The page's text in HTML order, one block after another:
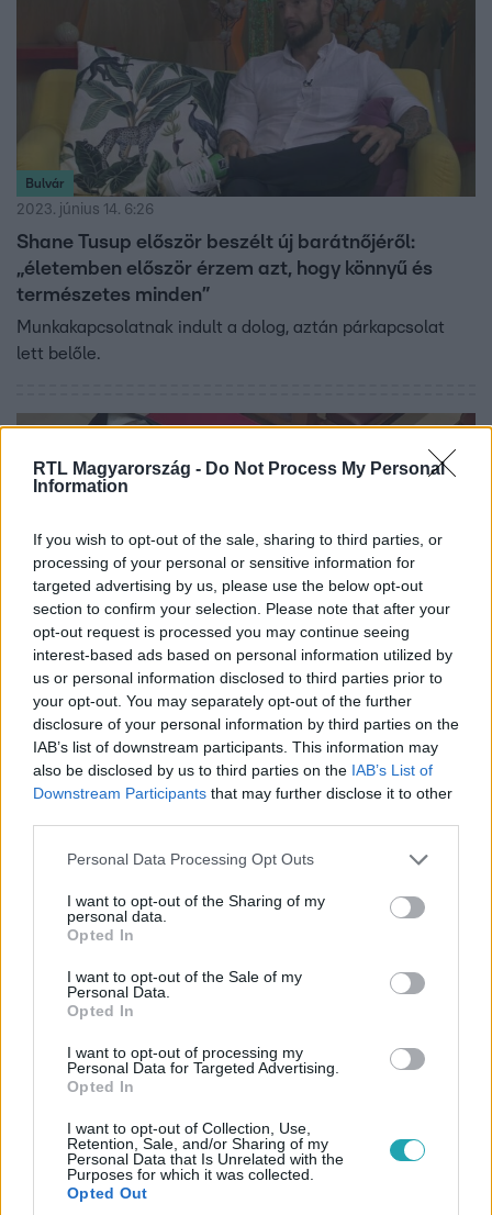
RTL Magyarország - Do Not Process My Personal
Information
If you wish to opt-out of the sale, sharing to third parties, or
processing of your personal or sensitive information for
targeted advertising by us, please use the below opt-out
section to confirm your selection. Please note that after your
opt-out request is processed you may continue seeing
interest-based ads based on personal information utilized by
us or personal information disclosed to third parties prior to
your opt-out. You may separately opt-out of the further
disclosure of your personal information by third parties on the
IAB’s list of downstream participants. This information may
also be disclosed by us to third parties on the IAB’s List of
Downstream Participants that may further disclose it to other
Please note that this website/app uses one or more Google
not limited to your visit or usage behaviour. You may click to
grant or deny consent to Google and its third-party tags to
use your data for below specified purposes in below Google
consent section.
Personal Data Processing Opt Outs
I want to opt-out of the Sharing of my
personal data.
Opted In
I want to opt-out of the Sale of my
Personal Data.
Opted In
I want to opt-out of processing my
Personal Data for Targeted Advertising.
Opted In
I want to opt-out of Collection, Use,
Retention, Sale, and/or Sharing of my
Personal Data that Is Unrelated with the
Purposes for which it was collected.
Opted Out
Bulvár
2023. június 14. 6:26
Shane Tusup először beszélt új barátnőjéről:
„életemben először érzem azt, hogy könnyű és
természetes minden”
Munkakapcsolatnak indult a dolog, aztán párkapcsolat
lett belőle.
Külföld
2023. május 25. 16:20
Csoda történt? Négy év alatt sem kezdett el
oszlani az apáca holtteste, akit nemrég
exhumáltak
Az apró amerikai városba máris elindultak a zarándokok.
2023. május 18. 18:25
Guinness-rekordot döntött: alig hét nap alatt járta
be a világ hét csodáját egy brit férfi